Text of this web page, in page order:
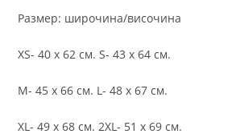
Размер: широчина/височина
XS- 40 х 62 см. S- 43 х 64 см.
M- 45 х 66 см. L- 48 х 67 см.
XL- 49 х 68 см. 2XL- 51 х 69 см.